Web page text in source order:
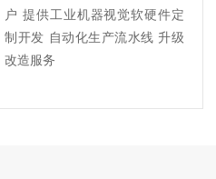
户 提供工业机器视觉软硬件定
制开发 自动化生产流水线 升级
改造服务